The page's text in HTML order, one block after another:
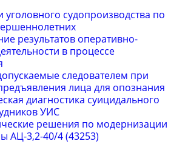
уголовного судопроизводства по
результатов оперативно-
в процессе
следователем при
лица для опознания
диагностика суицидального
УИС
решения по модернизации
АЦ-3,2-40/4 (43253)